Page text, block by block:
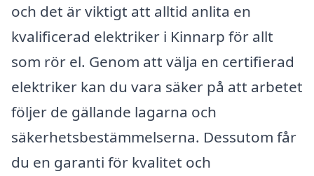
och det är viktigt att alltid anlita en
kvalificerad elektriker i Kinnarp för allt
som rör el. Genom att välja en certifierad
elektriker kan du vara säker på att arbetet
följer de gällande lagarna och
säkerhetsbestämmelserna. Dessutom får
du en garanti för kvalitet och